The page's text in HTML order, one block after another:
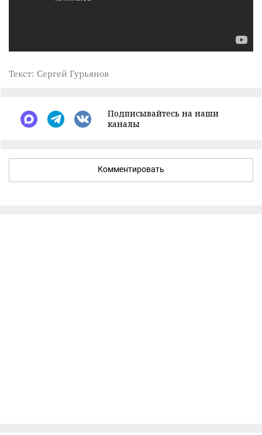
Текст: Сергей Гурьянов
Подписывайтесь на наши
каналы
Комментировать